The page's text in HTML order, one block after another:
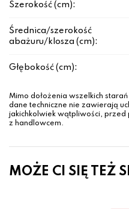
Szerokość (cm):
Średnica/szerokość
abażuru/klosza (cm):
Głębokość (cm):
Mimo dołożenia wszelkich
dane techniczne nie zawierają
jakichkolwiek wątpliwości, przed
z handlowcem.
MOŻE CI SIĘ TEŻ